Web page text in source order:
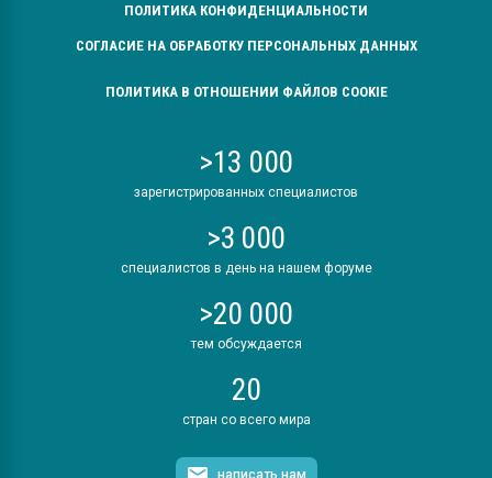
ПОЛИТИКА КОНФИДЕНЦИАЛЬНОСТИ
СОГЛАСИЕ НА ОБРАБОТКУ ПЕРСОНАЛЬНЫХ ДАННЫХ
ПОЛИТИКА В ОТНОШЕНИИ ФАЙЛОВ COOKIE
>13 000
зарегистрированных специалистов
>3 000
специалистов в день на нашем форуме
>20 000
тем обсуждается
20
стран со всего мира
написать нам